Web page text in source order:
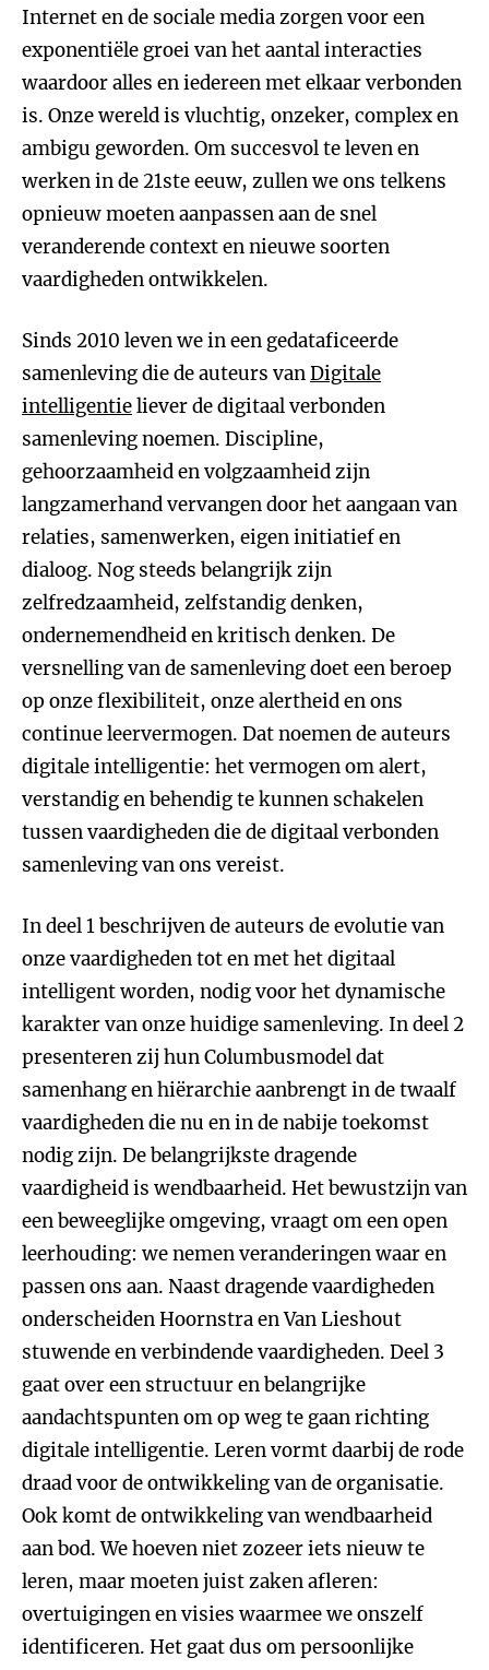
Internet en de sociale media zorgen voor een
exponentiële groei van het aantal interacties
waardoor alles en iedereen met elkaar verbonden
is. Onze wereld is vluchtig, onzeker, complex en
ambigu geworden. Om succesvol te leven en
werken in de 21ste eeuw, zullen we ons telkens
opnieuw moeten aanpassen aan de snel
veranderende context en nieuwe soorten
vaardigheden ontwikkelen.
Sinds 2010 leven we in een gedataficeerde
samenleving die de auteurs vanDigitale
intelligentieliever de digitaal verbonden
samenleving noemen. Discipline,
gehoorzaamheid en volgzaamheid zijn
langzamerhand vervangen door het aangaan van
relaties, samenwerken, eigen initiatief en
dialoog. Nog steeds belangrijk zijn
zelfredzaamheid, zelfstandig denken,
ondernemendheid en kritisch denken. De
versnelling van de samenleving doet een beroep
op onze flexibiliteit, onze alertheid en ons
continue leervermogen. Dat noemen de auteurs
digitale intelligentie: het vermogen om alert,
verstandig en behendig te kunnen schakelen
tussen vaardigheden die de digitaal verbonden
samenleving van ons vereist.
In deel 1 beschrijven de auteurs de evolutie van
onze vaardigheden tot en met het digitaal
intelligent worden, nodig voor het dynamische
karakter van onze huidige samenleving. In deel 2
presenteren zij hun Columbusmodel dat
samenhang en hiërarchie aanbrengt in de twaalf
vaardigheden die nu en in de nabije toekomst
nodig zijn. De belangrijkste dragende
vaardigheid is wendbaarheid. Het bewustzijn van
een beweeglijke omgeving, vraagt om een open
leerhouding: we nemen veranderingen waar en
passen ons aan. Naast dragende vaardigheden
onderscheiden Hoornstra en Van Lieshout
stuwende en verbindende vaardigheden. Deel 3
gaat over een structuur en belangrijke
aandachtspunten om op weg te gaan richting
digitale intelligentie. Leren vormt daarbij de rode
draad voor de ontwikkeling van de organisatie.
Ook komt de ontwikkeling van wendbaarheid
aan bod. We hoeven niet zozeer iets nieuw te
leren, maar moeten juist zaken afleren:
overtuigingen en visies waarmee we onszelf
identificeren. Het gaat dus om persoonlijke